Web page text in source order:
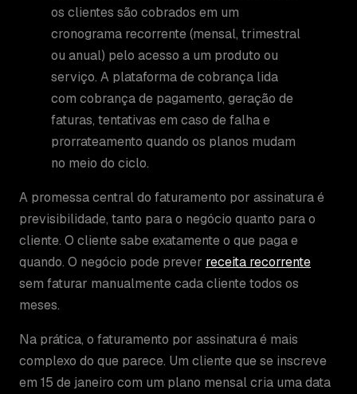
os clientes são cobrados em um
cronograma recorrente (mensal, trimestral
ou anual) pelo acesso a um produto ou
serviço. A plataforma de cobrança lida
com cobrança de pagamento, geração de
faturas, tentativas em caso de falha e
prorrateamento quando os planos mudam
no meio do ciclo.
A promessa central do faturamento por assinatura é
previsibilidade, tanto para o negócio quanto para o
cliente. O cliente sabe exatamente o que paga e
quando. O negócio pode prever receita recorrente
sem faturar manualmente cada cliente todos os
meses.
Na prática, o faturamento por assinatura é mais
complexo do que parece. Um cliente que se inscreve
em 15 de janeiro com um plano mensal cria uma data